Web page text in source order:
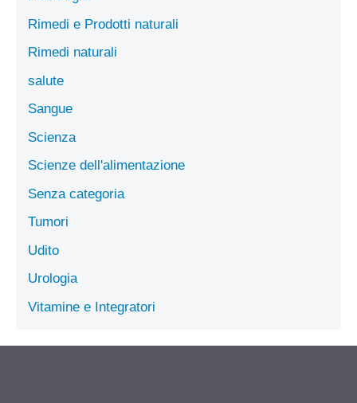
Rimedi e Prodotti naturali
Rimedi naturali
salute
Sangue
Scienza
Scienze dell'alimentazione
Senza categoria
Tumori
Udito
Urologia
Vitamine e Integratori